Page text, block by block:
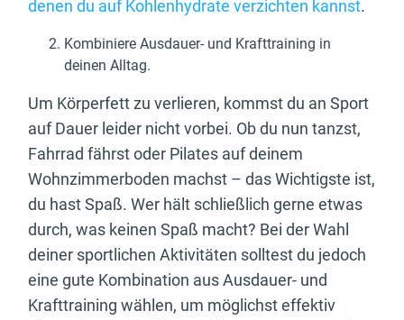
denen du auf Kohlenhydrate verzichten kannst.
Kombiniere Ausdauer- und Krafttraining in
deinen Alltag.
Um Körperfett zu verlieren, kommst du an Sport
auf Dauer leider nicht vorbei. Ob du nun tanzst,
Fahrrad fährst oder Pilates auf deinem
Wohnzimmerboden machst – das Wichtigste ist,
du hast Spaß. Wer hält schließlich gerne etwas
durch, was keinen Spaß macht? Bei der Wahl
deiner sportlichen Aktivitäten solltest du jedoch
eine gute Kombination aus Ausdauer- und
Krafttraining wählen, um möglichst effektiv